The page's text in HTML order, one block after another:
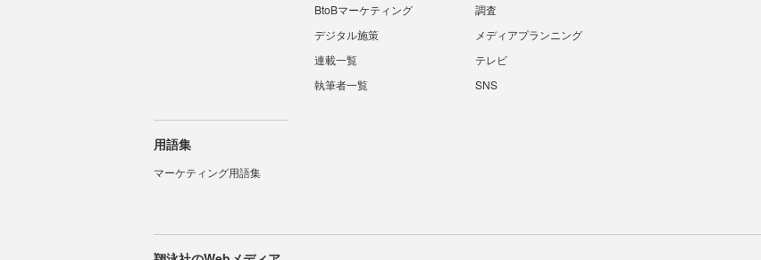
BtoBマーケティング
調査
デジタル施策
メディアプランニング
連載一覧
テレビ
執筆者一覧
SNS
用語集
マーケティング用語集